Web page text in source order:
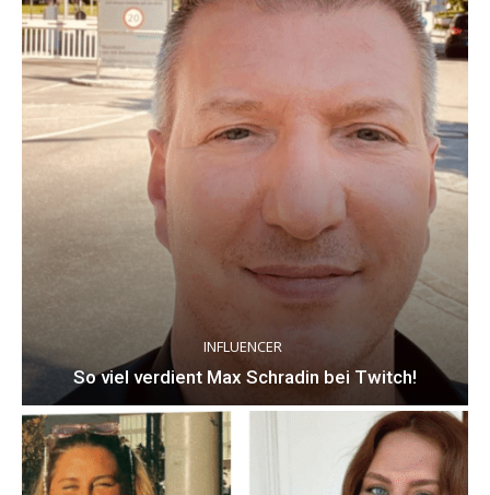
INFLUENCER
So viel verdient Max Schradin bei Twitch!